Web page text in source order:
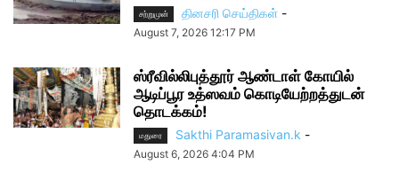
சற்றுமுன் தினசரி செய்திகள் -
August 7, 2026 12:17 PM
ஸ்ரீவில்லிபுத்தூர் ஆண்டாள் கோயில்
ஆடிப்பூர உத்ஸவம் கொடியேற்றத்துடன்
தொடக்கம்!
மதுரை Sakthi Paramasivan.k -
August 6, 2026 4:04 PM